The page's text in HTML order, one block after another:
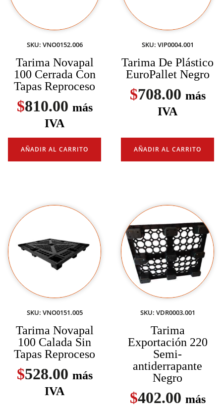
SKU: VNO0152.006
Tarima Novapal
100 Cerrada Con
Tapas Reproceso
$810.00 más
IVA
AÑADIR AL CARRITO
SKU: VIP0004.001
Tarima De Plástico
EuroPallet Negro
$708.00 más
IVA
AÑADIR AL CARRITO
SKU: VNO0151.005
Tarima Novapal
100 Calada Sin
Tapas Reproceso
$528.00 más
IVA
SKU: VDR0003.001
Tarima
Exportación 220
Semi-
antiderrapante
Negro
$402.00 más